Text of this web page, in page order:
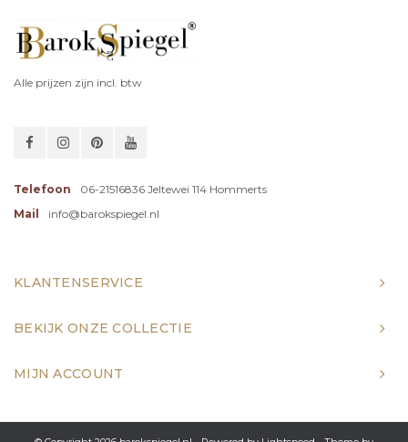
Alle prijzen zijn incl. btw
Telefoon
06-21516836 Jeltewei 114 Hommerts
Mail
info@barokspiegel.nl
KLANTENSERVICE
BEKIJK ONZE COLLECTIE
MIJN ACCOUNT